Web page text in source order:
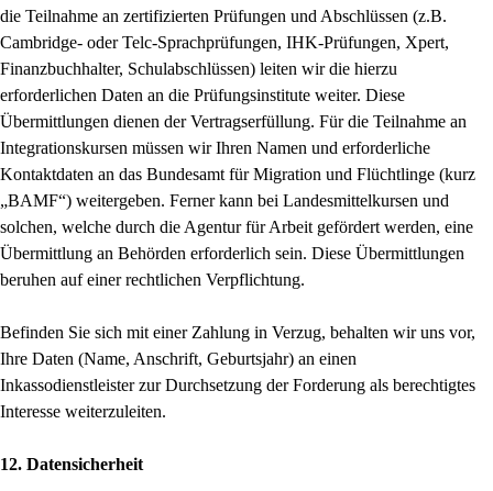
die Teilnahme an zertifizierten Prüfungen und Abschlüssen (z.B.
Cambridge- oder Telc-Sprachprüfungen, IHK-Prüfungen, Xpert,
Finanzbuchhalter, Schulabschlüssen) leiten wir die hierzu
erforderlichen Daten an die Prüfungsinstitute weiter. Diese
Übermittlungen dienen der Vertragserfüllung. Für die Teilnahme an
Integrationskursen müssen wir Ihren Namen und erforderliche
Kontaktdaten an das Bundesamt für Migration und Flüchtlinge (kurz
„BAMF“) weitergeben. Ferner kann bei Landesmittelkursen und
solchen, welche durch die Agentur für Arbeit gefördert werden, eine
Übermittlung an Behörden erforderlich sein. Diese Übermittlungen
beruhen auf einer rechtlichen Verpflichtung.
Befinden Sie sich mit einer Zahlung in Verzug, behalten wir uns vor,
Ihre Daten (Name, Anschrift, Geburtsjahr) an einen
Inkassodienstleister zur Durchsetzung der Forderung als berechtigtes
Interesse weiterzuleiten.
12. Datensicherheit